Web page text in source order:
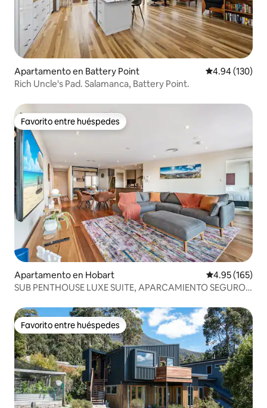
Apartamento en Battery Point Calificación
4.94 (130)
Rich Uncle's Pad. Salamanca, Battery Point.
Favorito entre huéspedes
Favorito entre huéspedes
Apartamento en Hobart Calificación
4.95 (165)
SUB PENTHOUSE LUXE SUITE, APARCAMIENTO SEGURO
Favorito entre huéspedes
Favorito entre huéspedes